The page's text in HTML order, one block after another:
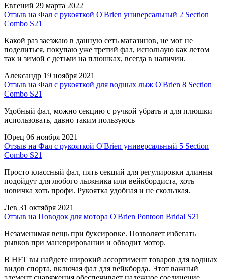
Евгений 29 марта 2022
Отзыв на Фал с рукояткой O'Brien универсальный 2 Section
Combo S21
Какой раз заезжаю в данную сеть магазинов, не мог не
поделиться, покупаю уже третий фал, использую как летом
так и зимой с детьми на плюшках, всегда в наличии.
Александр 19 ноября 2021
Отзыв на Фал с рукояткой для водных лыж O'Brien 8 Section
Combo S21
Удобный фал, можно секцию с ручкой убрать и для плюшки
использовать, давно таким пользуюсь
Юрец 06 ноября 2021
Отзыв на Фал с рукояткой O'Brien универсальный 5 Section
Combo S21
Просто классный фал, пять секций для регулировки длинны
подойдут для любого лыжника или вейкбордиста, хоть
новичка хоть профи. Рукоятка удобная и не скользкая.
Лев 31 октября 2021
Отзыв на Поводок для мотора O'Brien Pontoon Bridal S21
Незаменимая вещь при буксировке. Позволяет избегать
рывков при маневрировании и обводит мотор.
В HFT вы найдете широкий ассортимент товаров для водных
видов спорта, включая фал для вейкборда. Этот важный